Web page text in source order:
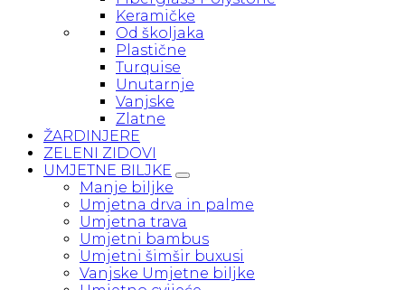
Keramičke
Od školjaka
Plastične
Turquise
Unutarnje
Vanjske
Zlatne
ŽARDINJERE
ZELENI ZIDOVI
UMJETNE BILJKE
Manje biljke
Umjetna drva in palme
Umjetna trava
Umjetni bambus
Umjetni šimšir buxusi
Vanjske Umjetne biljke